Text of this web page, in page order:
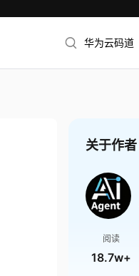
华为云码道
关于作者
阅读
18.7w+